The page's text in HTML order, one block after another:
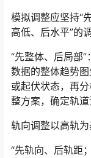
模拟调整应坚持“
高低、后水平”的
“先整体、后局部
数据的整体趋势
或起伏状态，再
整方案，确定轨道
轨向调整以高轨为
“先轨向、后轨距